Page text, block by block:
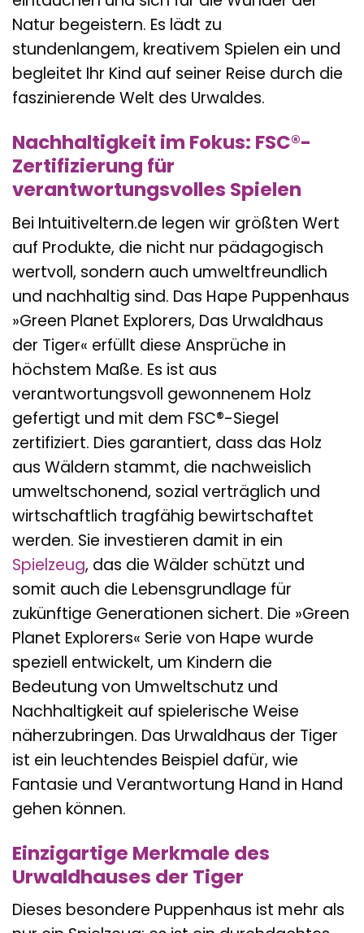
Natur begeistern. Es lädt zu
stundenlangem, kreativem Spielen ein und
begleitet Ihr Kind auf seiner Reise durch die
faszinierende Welt des Urwaldes.
Nachhaltigkeit im Fokus: FSC®-
Zertifizierung für
verantwortungsvolles Spielen
Bei Intuitiveltern.de legen wir größten Wert
auf Produkte, die nicht nur pädagogisch
wertvoll, sondern auch umweltfreundlich
und nachhaltig sind. Das Hape Puppenhaus
»Green Planet Explorers, Das Urwaldhaus
der Tiger« erfüllt diese Ansprüche in
höchstem Maße. Es ist aus
verantwortungsvoll gewonnenem Holz
gefertigt und mit dem FSC®-Siegel
zertifiziert. Dies garantiert, dass das Holz
aus Wäldern stammt, die nachweislich
umweltschonend, sozial verträglich und
wirtschaftlich tragfähig bewirtschaftet
werden. Sie investieren damit in ein
Spielzeug, das die Wälder schützt und
somit auch die Lebensgrundlage für
zukünftige Generationen sichert. Die »Green
Planet Explorers« Serie von Hape wurde
speziell entwickelt, um Kindern die
Bedeutung von Umweltschutz und
Nachhaltigkeit auf spielerische Weise
näherzubringen. Das Urwaldhaus der Tiger
ist ein leuchtendes Beispiel dafür, wie
Fantasie und Verantwortung Hand in Hand
gehen können.
Einzigartige Merkmale des
Urwaldhauses der Tiger
Dieses besondere Puppenhaus ist mehr als